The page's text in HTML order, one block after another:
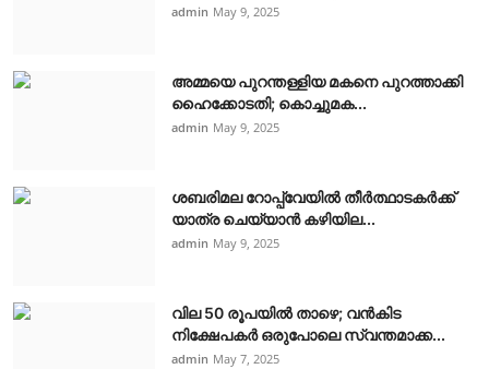
admin May 9, 2025
അമ്മയെ പുറന്തള്ളിയ മകനെ പുറത്താക്കി
ഹൈക്കോടതി; കൊച്ചുമക...
admin May 9, 2025
ശബരിമല റോപ്പ്‌വേയിൽ തീർത്ഥാടകർക്ക്
യാത്ര ചെയ്യാൻ കഴിയില...
admin May 9, 2025
വില 50 രൂപയിൽ താഴെ; വൻകിട
നിക്ഷേപകർ ഒരുപോലെ സ്വന്തമാക്ക...
admin May 7, 2025